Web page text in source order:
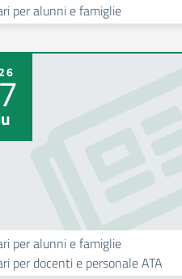
per alunni e famiglie
per alunni e famiglie
per docenti e personale ATA